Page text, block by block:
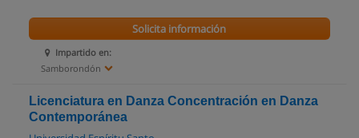
Impartido en:
Samborondón
Solicita información
Licenciatura en Danza Concentración en Danza
Contemporánea